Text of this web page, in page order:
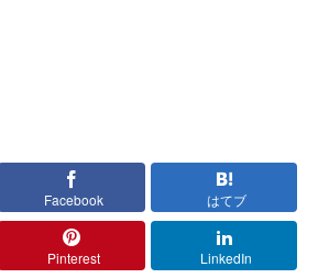
Facebook はてブ
Pinterest LinkedIn